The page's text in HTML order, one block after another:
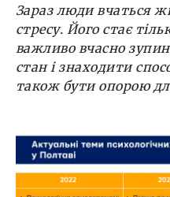
Зараз люди вчаться
стресу. Його стає
важливо вчасно
стан і знаходити
також бути опорою